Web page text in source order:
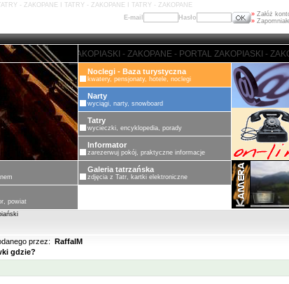
- ZAKOPANE I TATRY - ZAKOPANE I TATRY - ZAKOPANE
E-mail
Hasło » Załóż
»
ZAKOPANE - PORTAL ZAKOPIASKI - ZAKOPANE -
Noclegi - Baza turystyczna
kwatery, pensjonaty, hotele, noclegi
Narty
wyciągi, narty, snowboard
Tatry
wycieczki, encyklopedia, porady
Informator
zarezerwuj pokój, praktyczne informacje
Galeria tatrzańska
zdjęcia z Tatr, kartki elektroniczne
powiat
przez: RaffalM
gdzie?